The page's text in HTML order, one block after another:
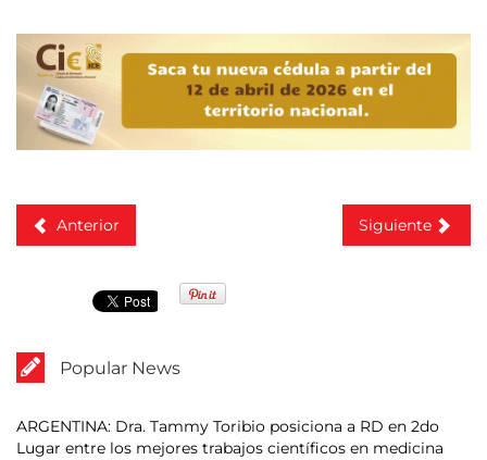
Anterior Siguiente
Popular News
ARGENTINA: Dra. Tammy Toribio posiciona a RD en 2do
Lugar entre los mejores trabajos científicos en medicina